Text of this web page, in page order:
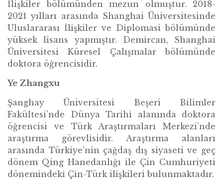
İlişkiler bölümünden mezun olmuştur. 2018-
2021 yılları arasında Shanghai Üniversitesinde
Uluslararası İlişkiler ve Diplomasi bölümünde
yüksek lisans yapmıştır. Demircan, Shanghai
Üniversitesi Küresel Çalışmalar bölümünde
doktora öğrencisidir.
Ye Zhangxu
Şanghay Üniversitesi Beşeri Bilimler
Fakültesi’nde Dünya Tarihi alanında doktora
öğrencisi ve Türk Araştırmaları Merkezi’nde
araştırma görevlisidir. Araştırma alanları
arasında Türkiye’nin çağdaş dış siyaseti ve geç
dönem Qing Hanedanlığı ile Çin Cumhuriyeti
dönemindeki Çin-Türk ilişkileri bulunmaktadır.